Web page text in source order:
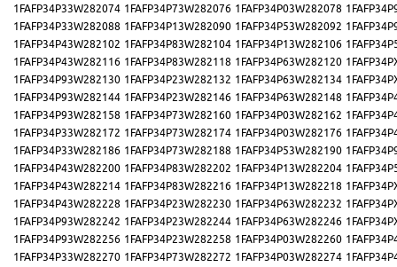
1FAFP34P33W282074 1FAFP34P73W282076 1FAFP34P03W282078
1FAFP34P33W282088 1FAFP34P13W282090 1FAFP34P53W282092
1FAFP34P43W282102 1FAFP34P83W282104 1FAFP34P13W282106
1FAFP34P43W282116 1FAFP34P83W282118 1FAFP34P63W282120
1FAFP34P93W282130 1FAFP34P23W282132 1FAFP34P63W282134
1FAFP34P93W282144 1FAFP34P23W282146 1FAFP34P63W282148
1FAFP34P93W282158 1FAFP34P73W282160 1FAFP34P03W282162
1FAFP34P33W282172 1FAFP34P73W282174 1FAFP34P03W282176
1FAFP34P33W282186 1FAFP34P73W282188 1FAFP34P53W282190
1FAFP34P43W282200 1FAFP34P83W282202 1FAFP34P13W282204
1FAFP34P43W282214 1FAFP34P83W282216 1FAFP34P13W282218
1FAFP34P43W282228 1FAFP34P23W282230 1FAFP34P63W282232
1FAFP34P93W282242 1FAFP34P23W282244 1FAFP34P63W282246
1FAFP34P93W282256 1FAFP34P23W282258 1FAFP34P03W282260
1FAFP34P33W282270 1FAFP34P73W282272 1FAFP34P03W282274